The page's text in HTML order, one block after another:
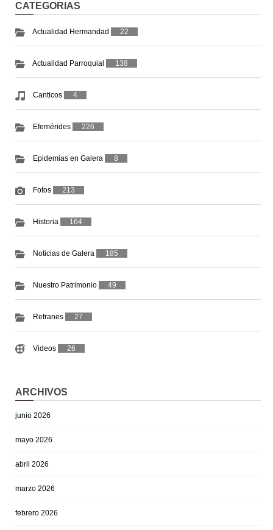
CATEGORIAS
Actualidad Hermandad 22
Actualidad Parroquial 138
Canticos 4
Efemérides 226
Epidemias en Galera 8
Fotos 213
Historia 164
Noticias de Galera 185
Nuestro Patrimonio 49
Refranes 27
Videos 26
ARCHIVOS
junio 2026
mayo 2026
abril 2026
marzo 2026
febrero 2026